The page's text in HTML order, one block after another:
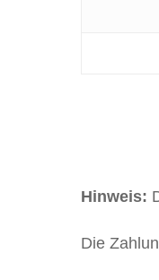
Hinweis:
Die